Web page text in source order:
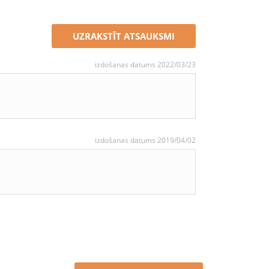
UZRAKSTĪT ATSAUKSMI
izdošanas datums 2022/03/23
izdošanas datums 2019/04/02